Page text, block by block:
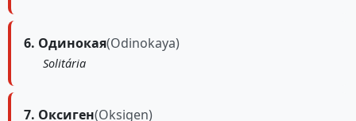
6. Одинокая(Odinokaya)
Solitária
7. Оксиген(Oksigen)